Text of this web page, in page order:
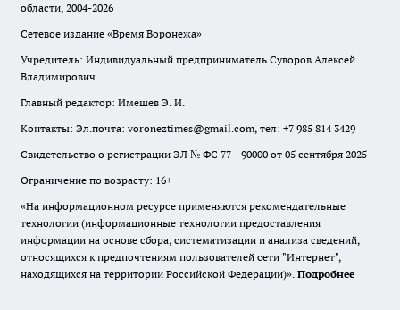
области, 2004-2026
Сетевое издание «Время Воронежа»
Учредитель: Индивидуальный предприниматель Суворов Алексей
Владимирович
Главный редактор: Имешев Э. И.
Контакты: Эл.почта: voroneztimes@gmail.com, тел: +7 985 814 3429
Свидетельство о регистрации ЭЛ № ФС 77 - 90000 от 05 сентября 2025
Ограничение по возрасту: 16+
«На информационном ресурсе применяются рекомендательные
технологии (информационные технологии предоставления
информации на основе сбора, систематизации и анализа сведений,
относящихся к предпочтениям пользователей сети "Интернет",
находящихся на территории Российской Федерации)». Подробнее